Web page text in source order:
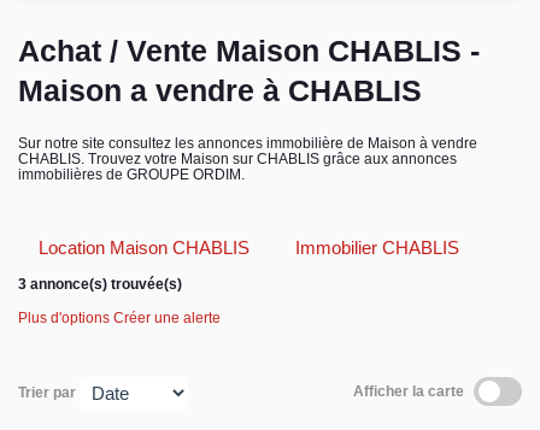
Vendre
Immobilier pro
Syndic
Espace client
Achat / Vente Maison CHABLIS -
Maison a vendre à CHABLIS
Sur notre site consultez les annonces immobilière de Maison à vendre
CHABLIS. Trouvez votre Maison sur CHABLIS grâce aux annonces
immobilières de GROUPE ORDIM.
Location Maison CHABLIS Immobilier CHABLIS
3 annonce(s) trouvée(s)
Plus d'options Créer une alerte
Trier par Afficher la carte